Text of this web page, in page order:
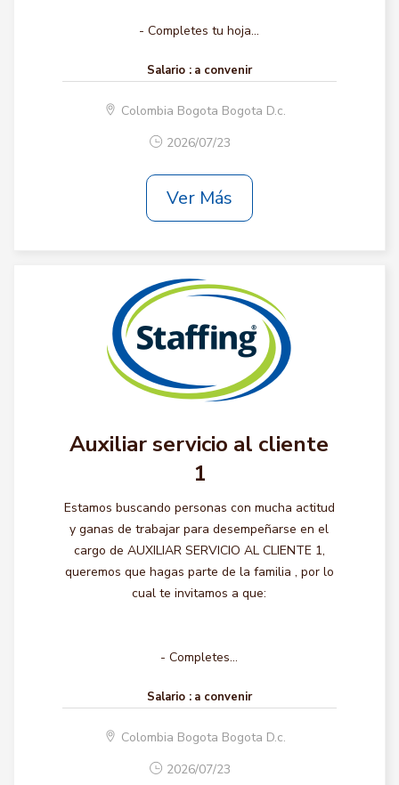
- Completes tu hoja...
Salario : a convenir
Colombia Bogota Bogota D.c.
2026/07/23
Ver Más
Auxiliar servicio al cliente
1
Estamos buscando personas con mucha actitud
y ganas de trabajar para desempeñarse en el
cargo de AUXILIAR SERVICIO AL CLIENTE 1,
queremos que hagas parte de la familia , por lo
cual te invitamos a que:
- Completes...
Salario : a convenir
Colombia Bogota Bogota D.c.
2026/07/23